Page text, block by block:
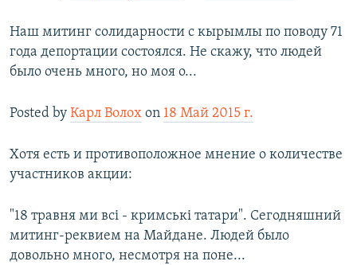
Наш митинг солидарности с кырымлы по поводу 71
года депортации состоялся. Не скажу, что людей
было очень много, но моя о...
Posted by Карл Волох on 18 Май 2015 г.
Хотя есть и противоположное мнение о количестве
участников акции:
"18 травня ми всі - кримські татари". Сегодняшний
митинг-реквием на Майдане. Людей было
довольно много, несмотря на поне...